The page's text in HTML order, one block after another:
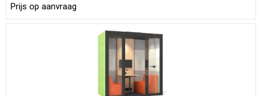
Prijs op aanvraag